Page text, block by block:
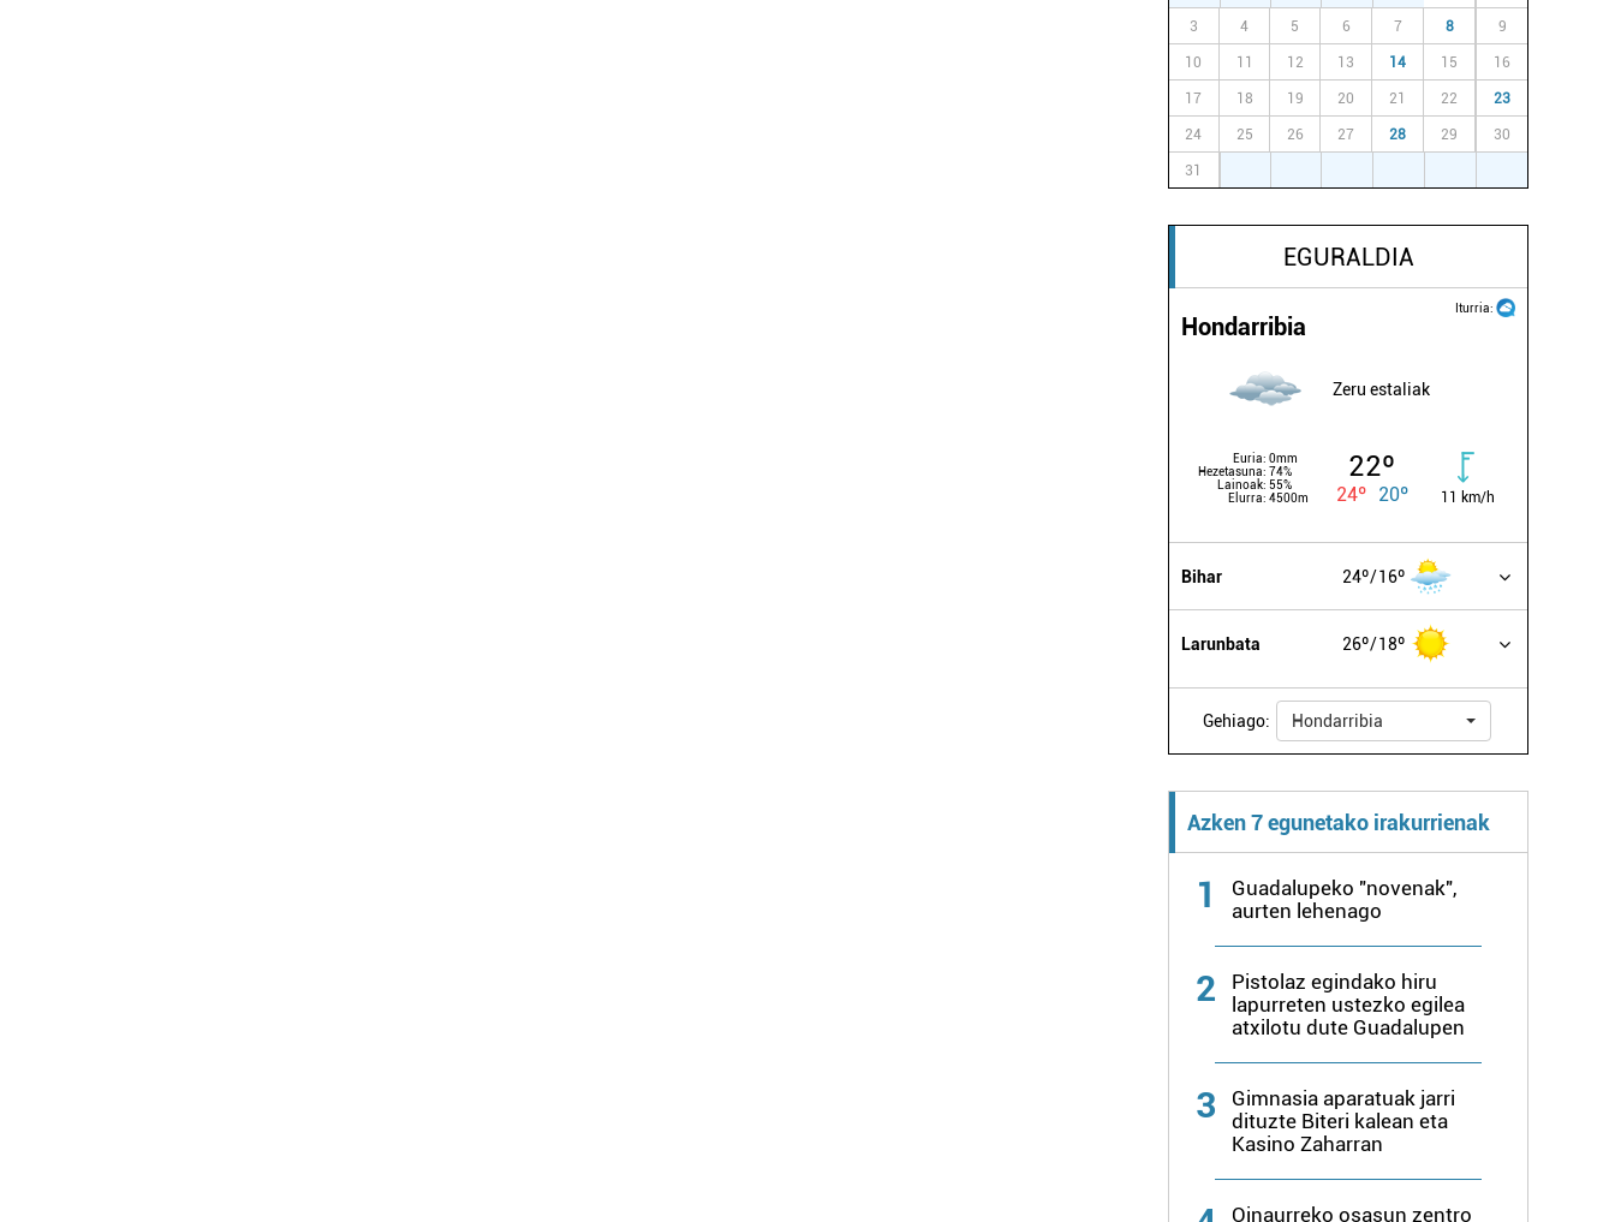
3 4 5 6 7 8 9
10 11 12 13 14 15 16
17 18 19 20 21 22 23
24 25 26 27 28 29 30
31
EGURALDIA
Iturria:
Hondarribia
Zeru estaliak
Euria: 0mm
Hezetasuna: 74%
Lainoak: 55%
Elurra: 4500m
22º
24º 20º 11 km/h
Bihar 24º 16º
Larunbata 26º 18º
Gehiago: Hondarribia
Azken 7 egunetako irakurrienak
1
Guadalupeko "novenak",
aurten lehenago
2
Pistolaz egindako hiru
lapurreten ustezko egilea
atxilotu dute Guadalupen
3
Gimnasia aparatuak jarri
dituzte Biteri kalean eta
Kasino Zaharran
Oinaurreko osasun zentro